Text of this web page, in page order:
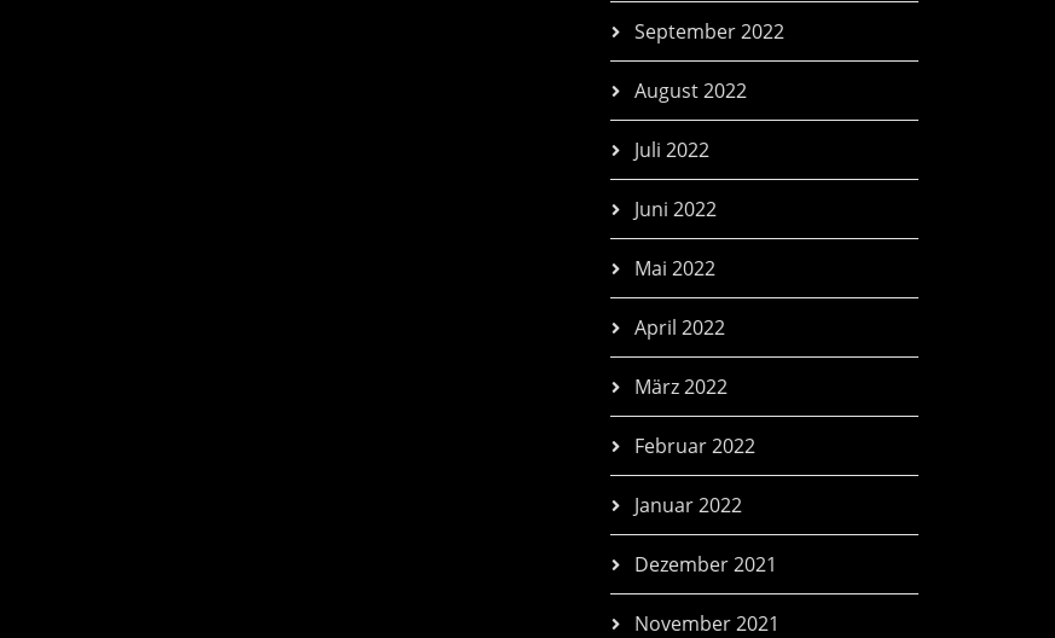
September 2022
August 2022
Juli 2022
Juni 2022
Mai 2022
April 2022
März 2022
Februar 2022
Januar 2022
Dezember 2021
November 2021